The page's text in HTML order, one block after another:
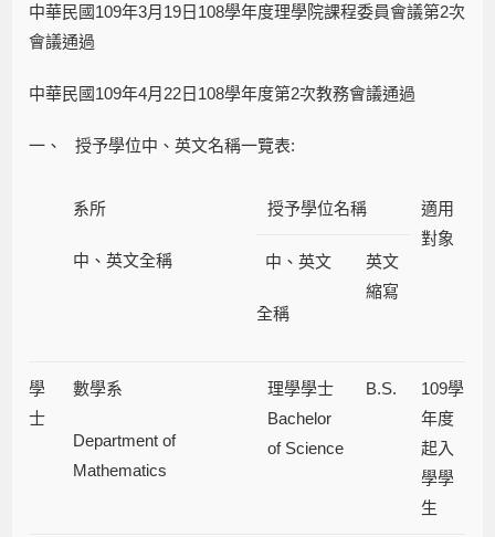
中華民國109年3月19日108學年度理學院課程委員會議第2次
會議通過
中華民國109年4月22日108學年度第2次教務會議通過
一、 授予學位中、英文名稱一覽表:
系所
中、英文全稱
授予學位名稱
適用
對象
中、英文
全稱
英文
縮寫
學
士
數學系
Department of
Mathematics
理學學士
Bachelor
of Science
B.S.
109學
年度
起入
學學
生